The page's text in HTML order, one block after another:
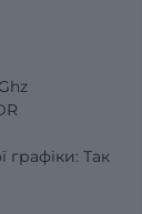
Так